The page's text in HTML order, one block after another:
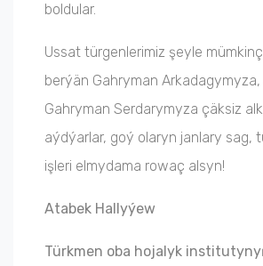
boldular.
Ussat türgenlerimiz şeyle
berýän Gahryman
Gahryman Serdarymyza çäksiz
aýdýarlar, goý olaryn janlary sag,
işleri elmydama rowaç alsyn!
Atabek Hallyýew
Türkmen oba hojalyk